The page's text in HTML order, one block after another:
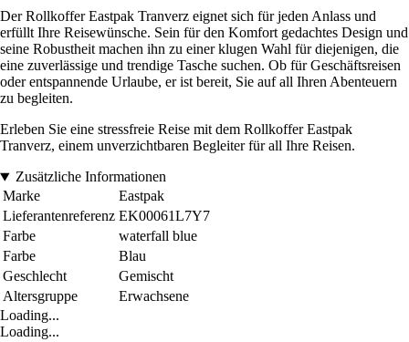
Der Rollkoffer Eastpak Tranverz eignet sich für jeden Anlass und
erfüllt Ihre Reisewünsche. Sein für den Komfort gedachtes Design und
seine Robustheit machen ihn zu einer klugen Wahl für diejenigen, die
eine zuverlässige und trendige Tasche suchen. Ob für Geschäftsreisen
oder entspannende Urlaube, er ist bereit, Sie auf all Ihren Abenteuern
zu begleiten.
Erleben Sie eine stressfreie Reise mit dem Rollkoffer Eastpak
Tranverz, einem unverzichtbaren Begleiter für all Ihre Reisen.
Zusätzliche Informationen
Marke
Eastpak
Lieferantenreferenz EK00061L7Y7
Farbe
waterfall blue
Farbe
Blau
Geschlecht
Gemischt
Altersgruppe
Erwachsene
Loading...
Loading...